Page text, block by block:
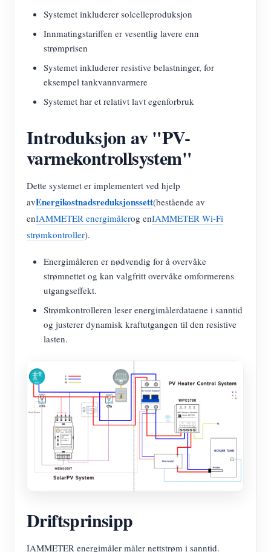
Systemet inkluderer solcelleproduksjon
Innmatingstariffen er vesentlig lavere enn
strømprisen
Systemet inkluderer resistive belastninger, for
eksempel tankvannvarmere
Systemet har et relativt lavt egenforbruk
Introduksjon av "PV-
varmekontrollsystem"
Dette systemet er implementert ved hjelp
avEnergikostnadsreduksjonssett(bestående av
enIAMMETER energimålerog enIAMMETER Wi-Fi
strømkontroller).
Energimåleren er nødvendig for å overvåke
strømnettet og kan valgfritt overvåke omformerens
utgangseffekt.
Strømkontrolleren leser energimålerdataene i sanntid
og justerer dynamisk kraftutgangen til den resistive
lasten.
Driftsprinsipp
IAMMETER energimåler måler nettstrøm i sanntid.